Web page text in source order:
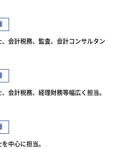
会計税務、監査、会計コンサルタン
会計税務、経理財務等幅広く担当。
中心に担当。